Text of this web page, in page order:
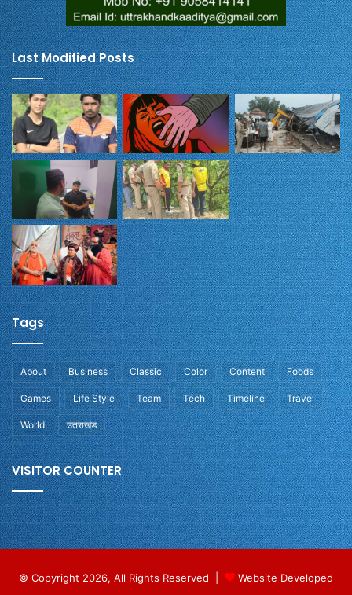
Last Modified Posts
Tags
About Business Classic Color Content Foods
Games Life Style Team Tech Timeline Travel
World उतराखंड
VISITOR COUNTER
© Copyright 2026, All Rights Reserved | Website Developed